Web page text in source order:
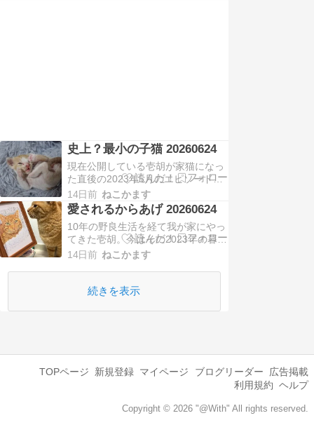
史上？最小の子猫 20260624
現在公開している壱胡が家猫になっ
た直後の2023年5月のエピソード。
そこに保護預かりでやってきたのが
群馬からの子猫兄弟・橙眞と櫂橙で
す。特に櫂橙は預かり時で200gに達
しておらず、一方で橙眞は300g超で
離乳期。ほぼ間違いなく兄弟であろ
うというところで、櫂橙がただ体が
14日前 ねこかます
愛されるからあげ 20260624
10年の野良生活を経て我が家にやっ
てきた壱胡。今はその2023年の暮ら
しを公開中です。こちらはフォロワ
ます。まさに愛されるからあげ。そ
ると思うのですけど、壱胡は特に愛
14日前 ねこかます
続きを表示
TOPページ 新規登録 マイページ ブログリーダー
広告掲載
利用規約 ヘルプ
Copyright © 2026 "@With" All rights reserved.